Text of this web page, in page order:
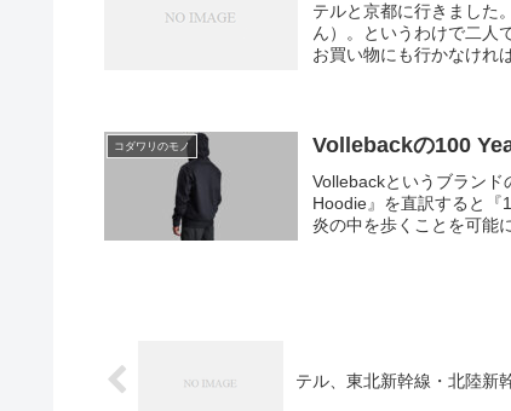
テルと京都に行きました
ん）。というわけで二人
お買い物にも行かなけれ
コダワリのモノ Vollebackの100
Vollebackというブラン
Hoodie』を直訳すると『
炎の中を歩くことを可能
テル、東北新幹線・北陸新